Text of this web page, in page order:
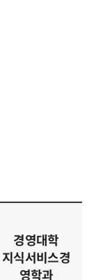
경영대학
지식서비스경
영학과